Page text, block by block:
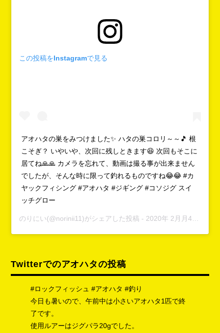
この投稿をInstagramで見る
アオハタの巣をみつけました✨ ハタの巣コロリ～～🎵 根
こそぎ？ いやいや、次回に残しときます😆 次回もそこに
居てね🙏🙏 カメラを忘れて、動画は撮る事が出来ません
でしたが、そんな時に限って釣れるものですね😂😂 #カ
ヤックフィシング #アオハタ #ジギング #コソジグ スイ
ッチグロー
のりにい(@norinii11)がシェアした投稿 - 2020年 2月月4日午前1時37分PST
Twitterでのアオハタの投稿
#ロックフィッシュ #アオハタ #釣り
今日も暑いので、午前中は小さいアオハタ1匹で終
了です。
使用ルアーはジグパラ20gでした。